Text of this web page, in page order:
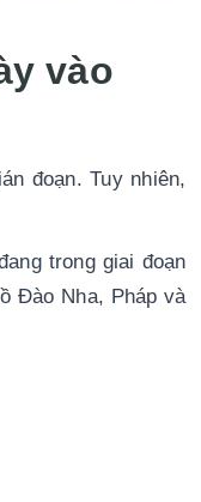
vào
đoạn. Tuy nhiên,
trong giai đoạn
Đào Nha, Pháp và